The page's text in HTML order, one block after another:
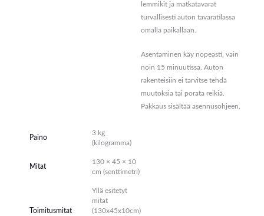
lemmikit ja matkatavarat
turvallisesti auton tavaratilassa
omalla paikallaan.
Asentaminen käy nopeasti, vain
noin 15 minuutissa. Auton
rakenteisiin ei tarvitse tehdä
muutoksia tai porata reikiä.
Pakkaus sisältää asennusohjeen.
Paino
3 kg
(kilogramma)
Mitat
130 × 45 × 10
cm (senttimetri)
Toimitusmitat
Yllä esitetyt
mitat
(130x45x10cm)